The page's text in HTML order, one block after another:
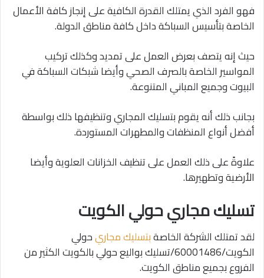
فهو الفرد الذي يمتلك القدرة الكافية على إنجاز كافة الأعمال
الخاصة بتأسيس السباكة داخل كافة مناطق الدولة.
حيث إنه يتصف بعرض العمل على تمديد وكذلك تركيب
المواسير الخاصة بالصرف الصحي وأيضا شبكات السباكة في
البيوت وجميع المباني المتنوعة.
بجانب ذلك أنه يقوم بتسليك المجاري وتنظيفها ذلك بواسطة
أفضل أنواع المنظفات والمطهرات المستوردة.
علاوةً على ذلك العمل على تنظيف الخزانات العلوية وأيضا
الأرضية وتطهيرها.
تسليك مجاري حولي الكويت
لقد تمتلك الشركة الخاصةبتسليك مجاريحولي
الكويت/60001486/تسليك بواليع حولي بالكويت الكثير من
الفروع بجميع مناطق الكويت.